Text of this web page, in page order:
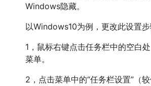
Windows隐藏。
以Windows10为例，更改此设置步
1，鼠标右键点击任务栏中的空白
菜单。
2，点击菜单中的“任务栏设置”（